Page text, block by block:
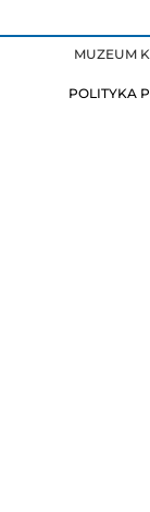
MUZEUM
POLITYKA